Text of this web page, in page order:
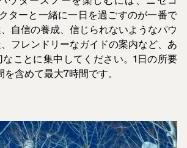
ターと一緒に一日を過ごすのが一番で
自信の養成、信じられないようなパウ
フレンドリーなガイドの案内など、あ
ことに集中してください。1日の所要
含めて最大7時間です。